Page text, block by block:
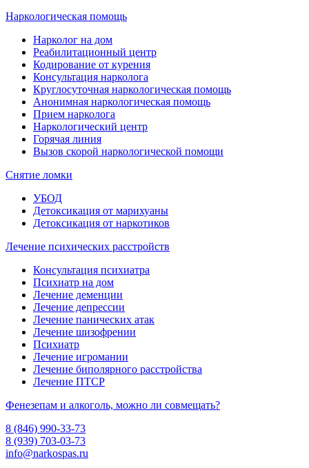
Наркологическая помощь
Нарколог на дом
Реабилитационный центр
Кодирование от курения
Консультация нарколога
Круглосуточная наркологическая помощь
Анонимная наркологическая помощь
Прием нарколога
Наркологический центр
Горячая линия
Вызов скорой наркологической помощи
Снятие ломки
УБОД
Детоксикация от марихуаны
Детоксикация от наркотиков
Лечение психических расстройств
Консультация психиатра
Психиатр на дом
Лечение деменции
Лечение депрессии
Лечение панических атак
Лечение шизофрении
Психиатр
Лечение игромании
Лечение биполярного расстройства
Лечение ПТСР
Фенезепам и алкоголь, можно ли совмещать?
8 (846) 990-33-73
8 (939) 703-03-73
info@narkospas.ru